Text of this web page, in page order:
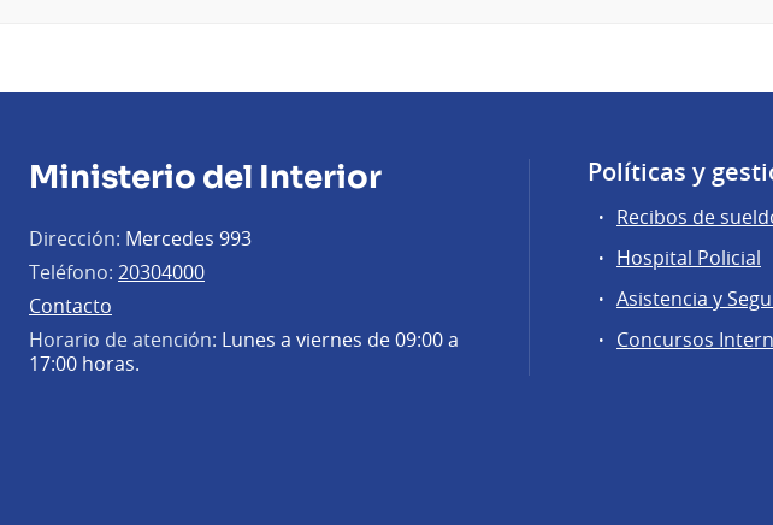
Ministerio del Interior
Dirección: Mercedes 993
Teléfono: 20304000
Contacto
Horario de atención: Lunes a viernes de 09:00 a
17:00 horas.
Políticas y
Recibos de
Hospital Policial
Asistencia y
Concursos